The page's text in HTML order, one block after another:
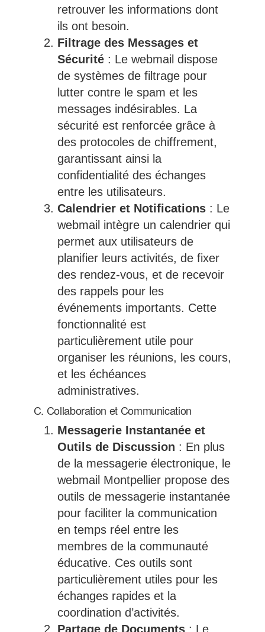
retrouver les informations dont
ils ont besoin.
Filtrage des Messages et
Sécurité: Le webmail dispose
de systèmes de filtrage pour
lutter contre le spam et les
messages indésirables. La
sécurité est renforcée grâce à
des protocoles de chiffrement,
garantissant ainsi la
confidentialité des échanges
entre les utilisateurs.
Calendrier et Notifications: Le
webmail intègre un calendrier qui
permet aux utilisateurs de
planifier leurs activités, de fixer
des rendez-vous, et de recevoir
des rappels pour les
événements importants. Cette
fonctionnalité est
particulièrement utile pour
organiser les réunions, les cours,
et les échéances
administratives.
C. Collaboration et Communication
Messagerie Instantanée et
Outils de Discussion : En plus
de la messagerie électronique, le
webmail Montpellier propose des
outils de messagerie instantanée
pour faciliter la communication
en temps réel entre les
membres de la communauté
éducative. Ces outils sont
particulièrement utiles pour les
échanges rapides et la
coordination d’activités.
Partage de Documents: Le